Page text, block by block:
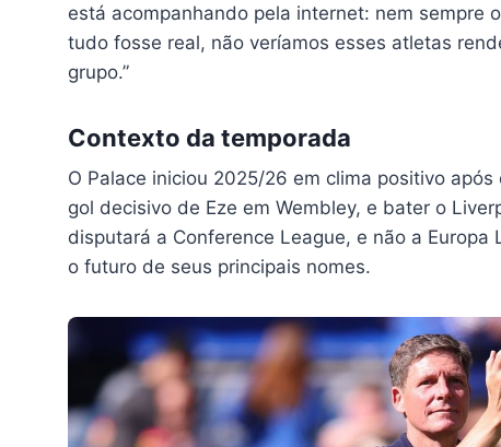
está acompanhando pela internet: nem sempre
tudo fosse real, não veríamos esses atletas
grupo.”
Contexto da temporada
O Palace iniciou 2025/26 em clima positivo
gol decisivo de Eze em Wembley, e bater o
disputará a Conference League, e não a
o futuro de seus principais nomes.